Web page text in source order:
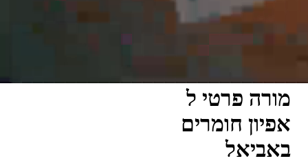
מורה פרטי ל
אפיון חומרים
באביאל